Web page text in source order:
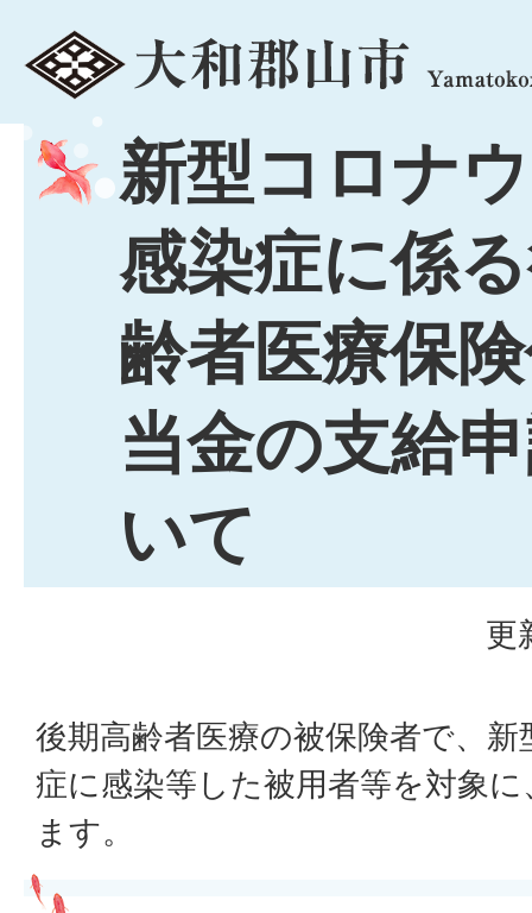
menu
新型コロナ
感染症に係
齢者医療保
当金の支給
いて
更
後期高齢者医療の被保険者で、
症に感染等した被用者等を対象
ます。